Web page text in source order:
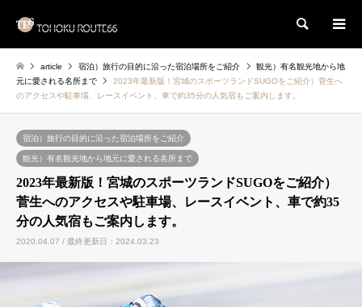
検索
article 宿泊）旅行の目的に沿った宿泊場所をご紹介
観光）有名観光地から地
元に愛される名所まで
2023年最新版！宮城のスポーツランドSUGOをご紹介）菅生へ
のアクセスや駐車場、レースイベント、車で約35分の人気宿もご案内します。
宿泊）旅行の目的に沿った宿泊場所をご紹介
観光）有名観光地から地元に愛される名所まで
2023年最新版！宮城のスポーツランドSUGOをご紹介）
菅生へのアクセスや駐車場、レースイベント、車で約35
分の人気宿もご案内します。
2020.04.07 / 最終更新日：2024.03.23